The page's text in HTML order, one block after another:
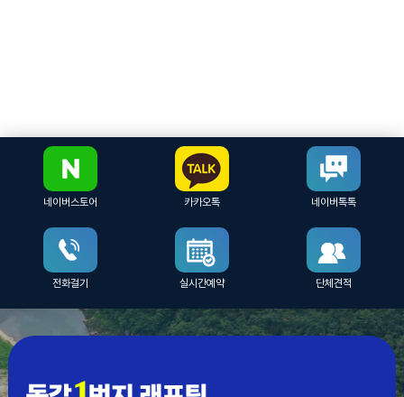
네이버스토어 카카오톡 네이버톡톡
전화걸기 실시간예약 단체견적